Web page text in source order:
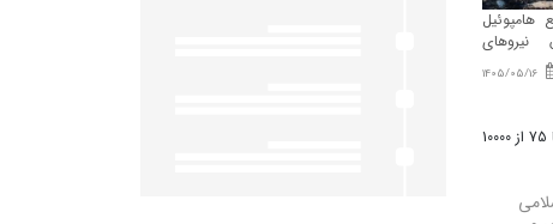
نیروهای
شد
1405/05/16